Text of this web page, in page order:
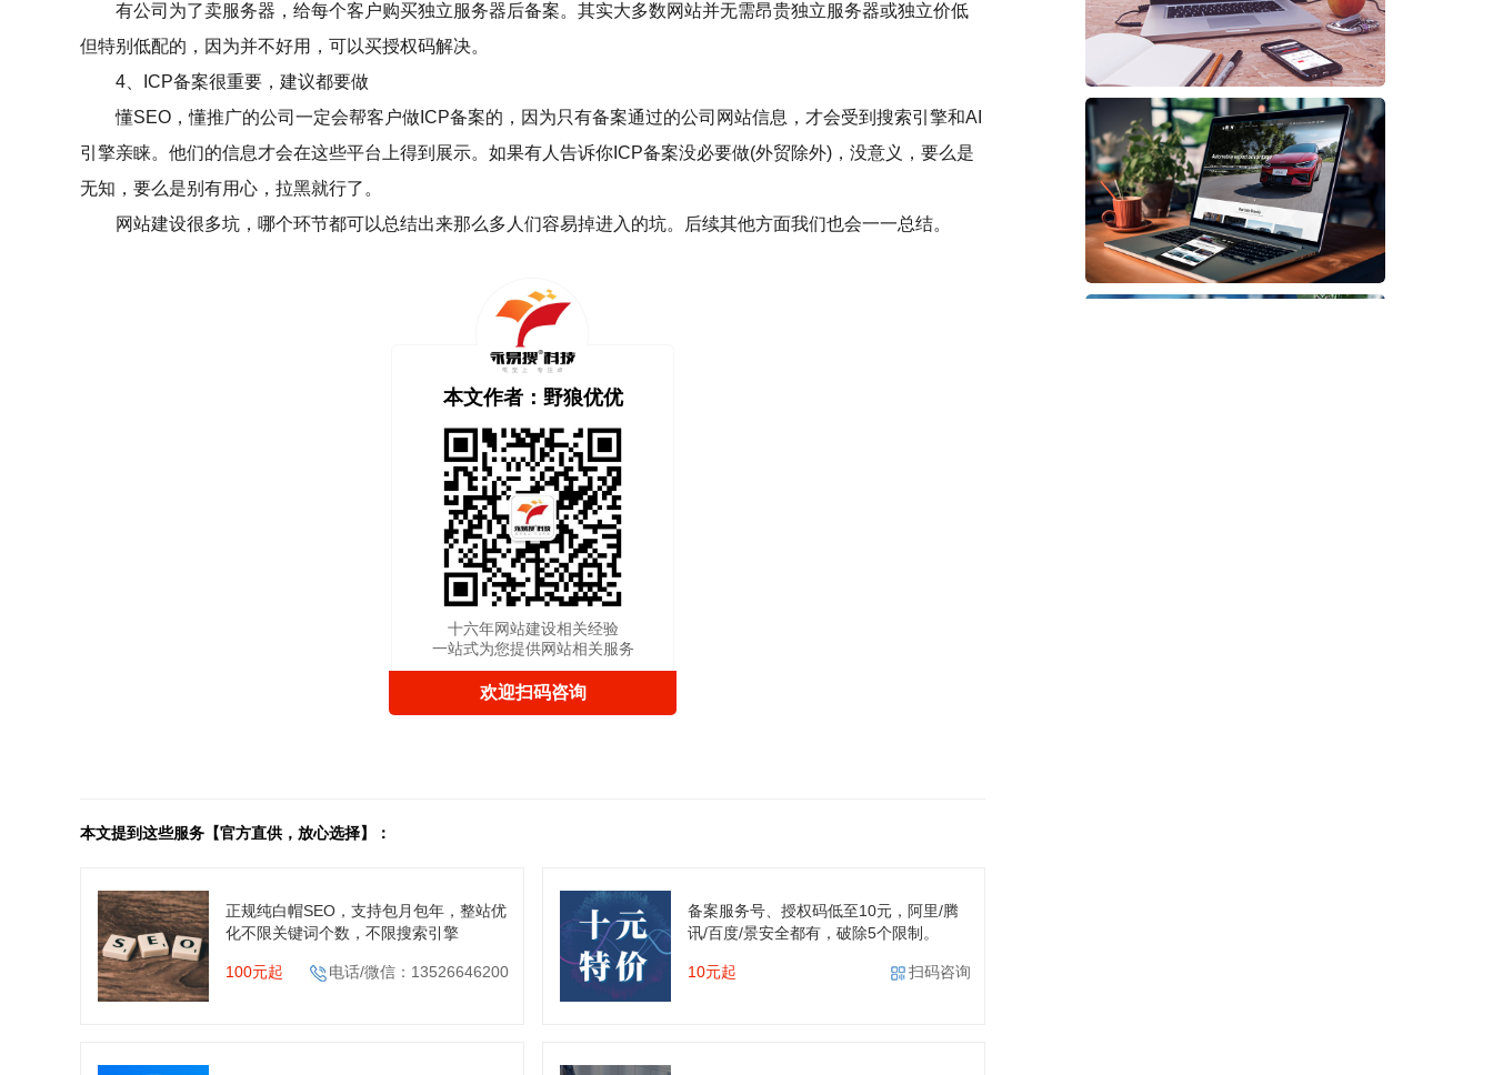
有公司为了卖服务器，给每个客户购买独立服务器后备案。其实大多数网站并无需昂贵独立服务器或独立价低
但特别低配的，因为并不好用，可以买授权码解决。
4、ICP备案很重要，建议都要做
懂SEO，懂推广的公司一定会帮客户做ICP备案的，因为只有备案通过的公司网站信息，才会受到搜索引擎和AI
引擎亲睐。他们的信息才会在这些平台上得到展示。如果有人告诉你ICP备案没必要做(外贸除外)，没意义，要么是
无知，要么是别有用心，拉黑就行了。
网站建设很多坑，哪个环节都可以总结出来那么多人们容易掉进入的坑。后续其他方面我们也会一一总结。
本文作者：野狼优优
十六年网站建设相关经验
一站式为您提供网站相关服务
欢迎扫码咨询
本文提到这些服务【官方直供，放心选择】：
正规纯白帽SEO，支持包月包年，整站优
化不限关键词个数，不限搜索引擎
100元起 电话/微信：13526646200
备案服务号、授权码低至10元，阿里/腾
讯/百度/景安全都有，破除5个限制。
10元起 扫码咨询